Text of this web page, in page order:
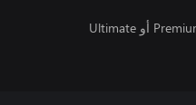
تتطلب اللعبة متعددة اللاعبين عبر الإنترنت توفر Xbox Game Pass Essential أو Premium أو Ultimate